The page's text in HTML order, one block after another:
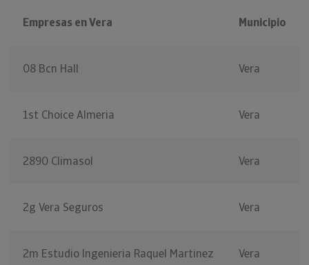
Empresas en Vera Municipio
08 Bcn Hall Vera
1st Choice Almeria Vera
2890 Climasol Vera
2g Vera Seguros Vera
2m Estudio Ingenieria Raquel Martinez Vera